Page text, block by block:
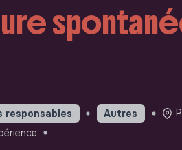
responsables Autres